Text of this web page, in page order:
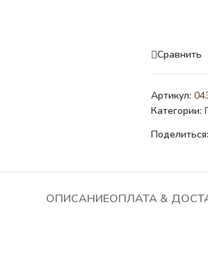
Сравнить
Артикул:
Категории:
Поделиться:
ОПИСАНИЕОПЛАТА &